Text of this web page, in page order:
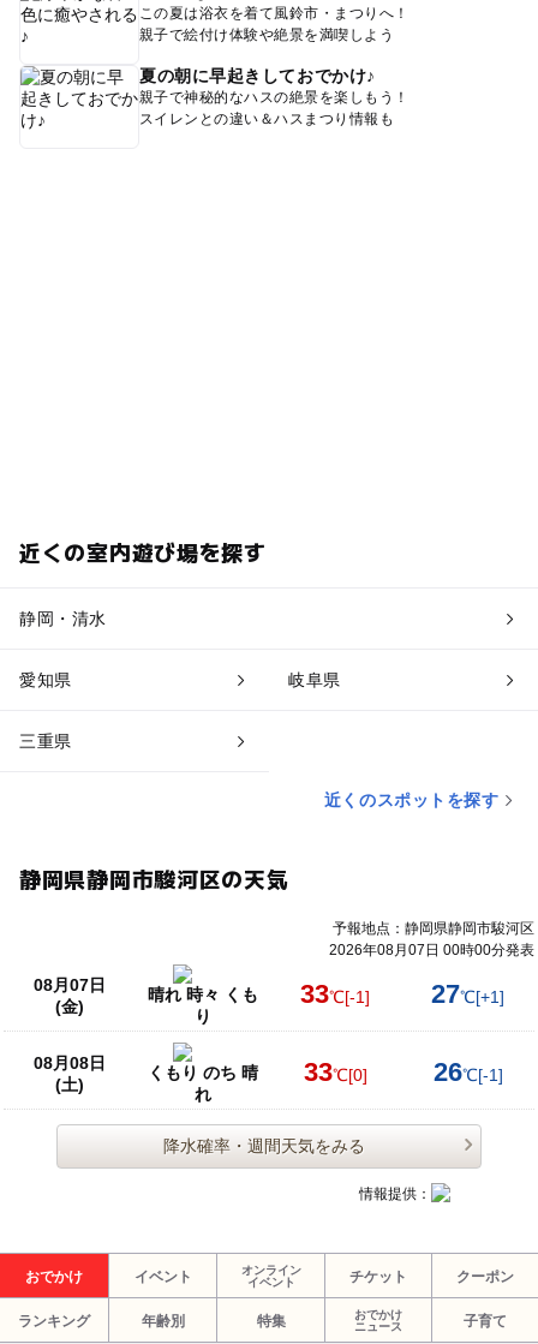
この夏は浴衣を着て風鈴市・まつりへ！
親子で絵付け体験や絶景を満喫しよう
夏の朝に早起きしておでかけ♪
親子で神秘的なハスの絶景を楽しもう！
スイレンとの違い＆ハスまつり情報も
近くの室内遊び場を探す
静岡・清水
愛知県 岐阜県
三重県
近くのスポットを探す
静岡県静岡市駿河区の天気
予報地点：静岡県静岡市駿河区
2026年08月07日 00時00分発表
08月07日
(金)
晴れ 時々 くも
り
33℃[-1] 27℃[+1]
08月08日
(土)
くもり のち 晴
れ
33℃[0] 26℃[-1]
降水確率・週間天気をみる
情報提供：
おでかけ イベント
オンライン
イベント
チケット クーポン
ランキング 年齢別 特集
おでかけ
ニュース
子育て